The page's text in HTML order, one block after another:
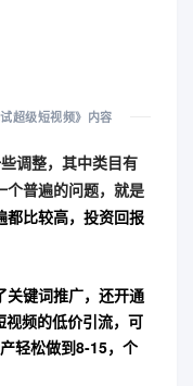
超级短视频》内容
调整，其中类目有
个普遍的问题，就是
都比较高，投资回报
关键词推广，还开通
视频的低价引流，可
轻松做到8-15，个